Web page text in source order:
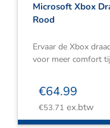
Microsoft Xbox
Rood
Ervaar de Xbox
voor meer comfort
€64.99
€53.71 ex.btw